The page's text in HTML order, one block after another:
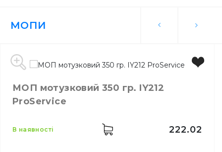
МОПИ
МОП мотузковий 350 гр. IY212
ProService
в наявності 222.02